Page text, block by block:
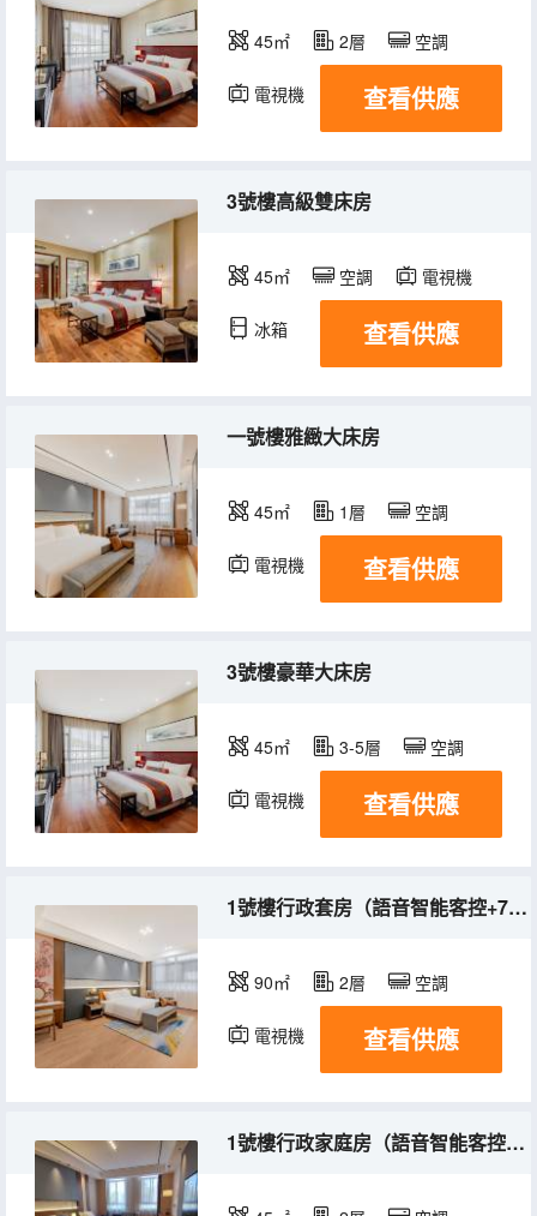
45㎡ 2層 空調
電視機 冰箱
查看供應
3號樓高級雙床房
45㎡ 空調 電視機
冰箱 查看供應
一號樓雅緻大床房
45㎡ 1層 空調
電視機 查看供應
3號樓豪華大床房
45㎡ 3-5層 空調
電視機 冰箱
查看供應
1號樓行政套房（語音智能客控+75寸投屏電視）
90㎡ 2層 空調
電視機 查看供應
1號樓行政家庭房（語音智能客控+75寸投屏電視）